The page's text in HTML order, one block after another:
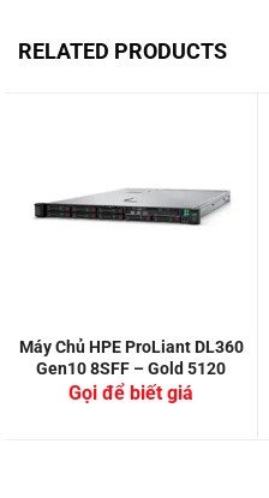
RELATED PRODUCTS
Máy Chủ HPE ProLiant DL360
Gen10 8SFF – Gold 5120
Gọi để biết giá